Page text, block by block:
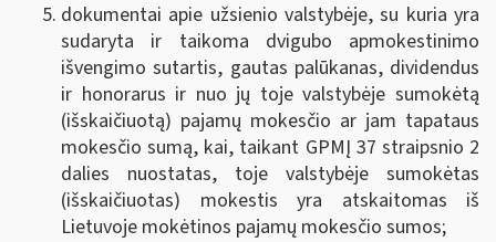
dokumentai apie užsienio valstybėje, su kuria yra
sudaryta ir taikoma dvigubo apmokestinimo
išvengimo sutartis, gautas palūkanas, dividendus
ir honorarus ir nuo jų toje valstybėje sumokėtą
(išskaičiuotą) pajamų mokesčio ar jam tapataus
mokesčio sumą, kai, taikant GPMĮ 37 straipsnio 2
dalies nuostatas, toje valstybėje sumokėtas
(išskaičiuotas) mokestis yra atskaitomas iš
Lietuvoje mokėtinos pajamų mokesčio sumos;